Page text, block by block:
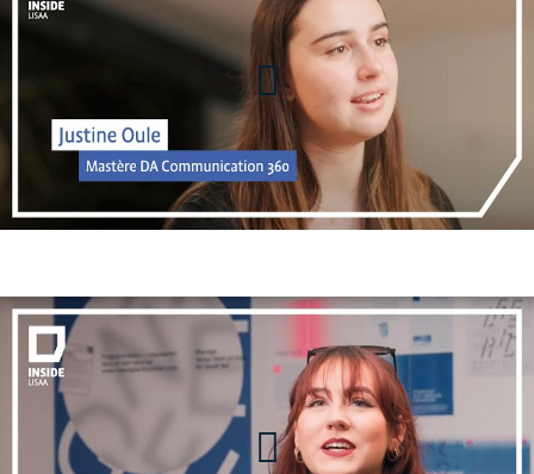
Communication 360) à LISAA
Design Graphique
Audrey, Alumni Mastère
Direction Artistique, à LISAA
Design Graphique &
Communication